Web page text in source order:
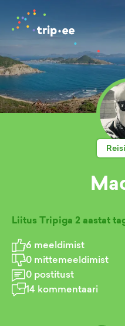
Liitus Tripiga 2 aastat
6 meeldimist
0 mittemeeldimist
0 postitust
14 kommentaari